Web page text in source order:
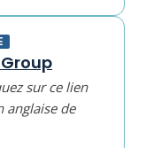
Group
sur ce lien
anglaise de